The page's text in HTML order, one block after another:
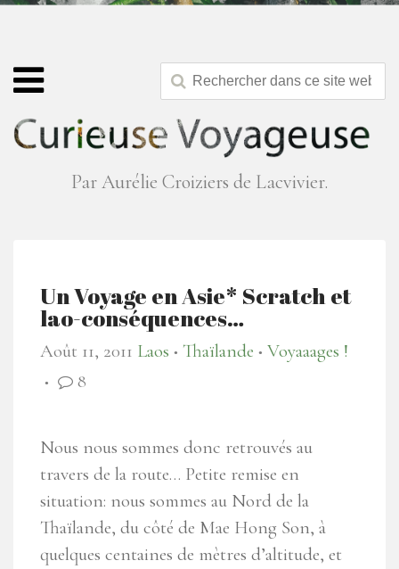
Par Aurélie Croiziers de Lacvivier.
Un Voyage en Asie* Scratch et
lao-conséquences…
Août 11, 2011 Laos ● Thaïlande ● Voyaaages !
● 8
Nous nous sommes donc retrouvés au
travers de la route… Petite remise en
situation: nous sommes au Nord de la
Thaïlande, du côté de Mae Hong Son, à
quelques centaines de mètres d’altitude, et